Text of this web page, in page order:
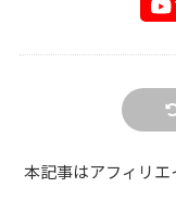
本記事はアフィリ